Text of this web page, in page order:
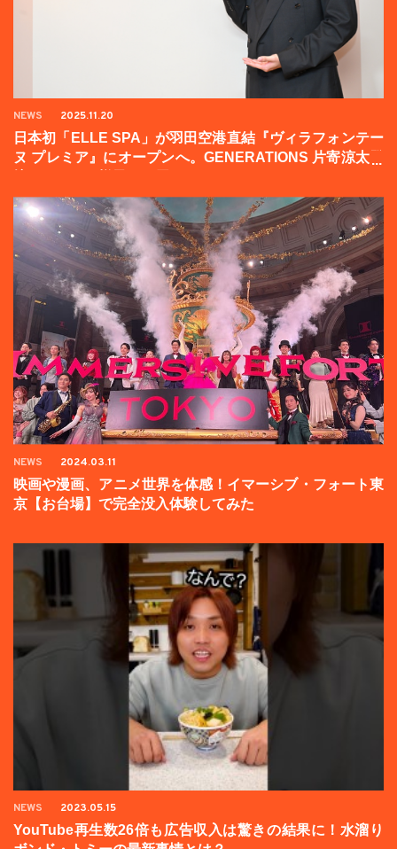
NEWS 2025.11.20
日本初「ELLE SPA」が羽田空港直結『ヴィラフォンテー
ヌ プレミア』にオープンへ。GENERATIONS 片寄涼太登
NEWS 2024.03.11
映画や漫画、アニメ世界を体感！イマーシブ・フォート東
京【お台場】で完全没入体験してみた
NEWS 2023.05.15
YouTube再生数26倍も広告収入は驚きの結果に！水溜り